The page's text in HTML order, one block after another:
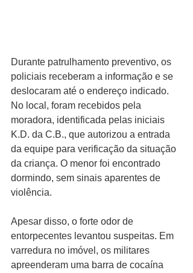
Durante patrulhamento preventivo, os
policiais receberam a informação e se
deslocaram até o endereço indicado.
No local, foram recebidos pela
moradora, identificada pelas iniciais
K.D. da C.B., que autorizou a entrada
da equipe para verificação da situação
da criança. O menor foi encontrado
dormindo, sem sinais aparentes de
violência.
Apesar disso, o forte odor de
entorpecentes levantou suspeitas. Em
varredura no imóvel, os militares
apreenderam uma barra de cocaína